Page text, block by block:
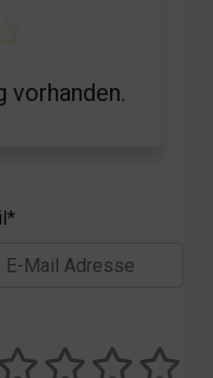
vorhanden.